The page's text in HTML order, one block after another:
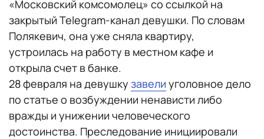
«Московский комсомолец» со ссылкой на
закрытый Telegram-канал девушки. По словам
Полякевич, она уже сняла квартиру,
устроилась на работу в местном кафе и
открыла счет в банке.
28 февраля на девушку завели уголовное дело
по статье о возбуждении ненависти либо
вражды и унижении человеческого
достоинства. Преследование инициировали